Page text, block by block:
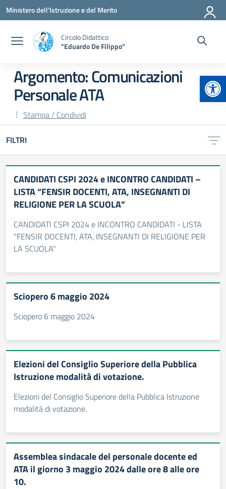
Vai ai contenuti
Vai al menu di navigazione
Vai al footer
Ministero dell'Istruzione e del Merito
Circolo Didattico
"Eduardo De Filippo"
Argomento: Comunicazioni
Personale ATA
Stampa / Condividi
FILTRI
CANDIDATI CSPI 2024 e INCONTRO CANDIDATI –
LISTA “FENSIR DOCENTI, ATA, INSEGNANTI DI
RELIGIONE PER LA SCUOLA”
CANDIDATI CSPI 2024 e INCONTRO CANDIDATI - LISTA
"FENSIR DOCENTI, ATA, INSEGNANTI DI RELIGIONE PER
LA SCUOLA"
Sciopero 6 maggio 2024
Sciopero 6 maggio 2024
Elezioni del Consiglio Superiore della Pubblica
Istruzione modalità di votazione.
Elezioni del Consiglio Superiore della Pubblica Istruzione
modalità di votazione.
Assemblea sindacale del personale docente ed
ATA il giorno 3 maggio 2024 dalle ore 8 alle ore
10.